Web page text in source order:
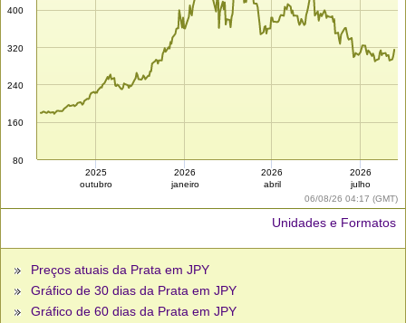
06/08/26 04:17 (GMT)
80
160
240
320
400
2025
outubro
2026
janeiro
2026
abril
2026
julho
Unidades e Formatos
Preços atuais da Prata em JPY
Gráfico de 30 dias da Prata em JPY
Gráfico de 60 dias da Prata em JPY